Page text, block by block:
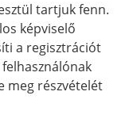
tartjuk fenn.
képviselő
a regisztrációt
meg részvételét